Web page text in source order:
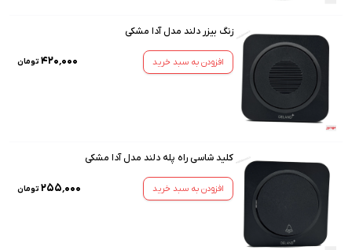
زنگ بیزر دلند مدل آدا مشکی
افزودن به سبد خرید ۴۲۰٬۰۰۰ تومان
کلید شاسی راه پله دلند مدل آدا مشکی
افزودن به سبد خرید ۲۵۵٬۰۰۰ تومان